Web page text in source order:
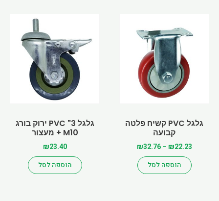
גלגל PVC קשיח פלטה
קבועה
₪22.23
–
₪32.76
₪22.23
הוספה לסל
יש
מספר
סוגים.
ניתן
לבחור
את
בעמוד
המוצר
גלגל 3" PVC ירוק בורג
M10 + מעצור
₪23.40
הוספה לסל